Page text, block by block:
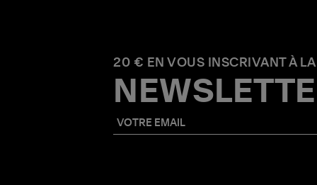
20 € EN VOUS INSCRIVANT À LA